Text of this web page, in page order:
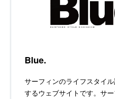
Blue.
サーフィンのライフスタイ
するウェブサイトです。サ